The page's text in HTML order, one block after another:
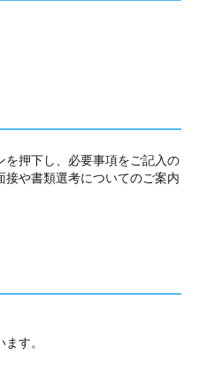
押下し、必要事項をご記入の
接や書類選考についてのご案内
す。